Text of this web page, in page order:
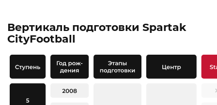
Вертикаль подготовки Spartak
CityFootball